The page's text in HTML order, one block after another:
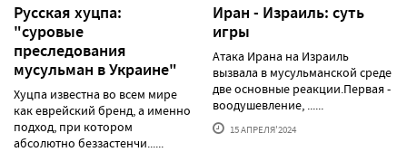
Русская хуцпа:
"суровые
преследования
мусульман в Украине"
Хуцпа известна во всем мире
как еврейский бренд, а именно
подход, при котором
абсолютно беззастенчи......
Иран - Израиль: суть
игры
Атака Ирана на Израиль
вызвала в мусульманской среде
две основные реакции.Первая -
воодушевление, ......
15 АПРЕЛЯ'2024